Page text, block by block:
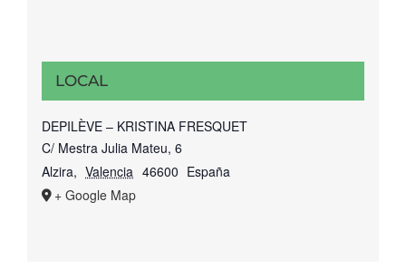
LOCAL
DEPILÈVE – KRISTINA FRESQUET
C/ Mestra Julia Mateu, 6
Alzira, Valencia 46600 España
+ Google Map